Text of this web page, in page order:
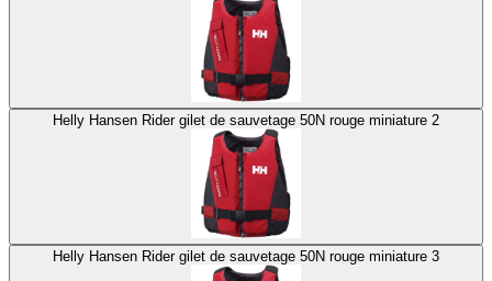
Helly Hansen Rider gilet de sauvetage 50N rouge miniature 2
Helly Hansen Rider gilet de sauvetage 50N rouge miniature 3